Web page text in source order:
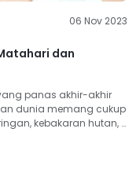
06 Nov 2023
dan
panas akhir-akhir
dunia memang cukup
kebakaran hutan,